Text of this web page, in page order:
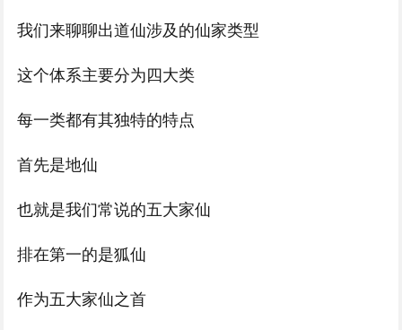
我们来聊聊出道仙涉及的仙家类型
这个体系主要分为四大类
每一类都有其独特的特点
首先是地仙
也就是我们常说的五大家仙
排在第一的是狐仙
作为五大家仙之首